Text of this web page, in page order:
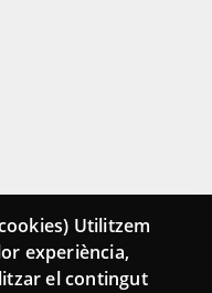
Utilitzem
experiència,
el contingut